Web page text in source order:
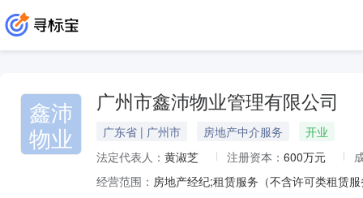
鑫沛
物业
广州市鑫沛物业管理有限公司
广东省 | 广州市 房地产中介服务
开业
法定代表人： 黄淑芝 注册资本： 600万元
经营范围：